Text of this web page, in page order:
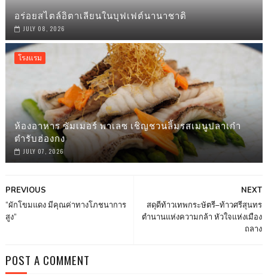
อร่อยสไตล์อิตาเลียนในบุฟเฟต์นานาชาติ
JULY 08, 2026
โรงแรม
ห้องอาหาร ซัมเมอร์ พาเลซ เชิญชวนลิ้มรสเมนูปลาเก๋า
ตำรับฮ่องกง
JULY 07, 2026
NEXT
สดุดีท้าวเทพกระษัตรี–ท้าวศรีสุนทร
ตำนานแห่งความกล้า หัวใจแห่งเมือง
ถลาง
PREVIOUS
“ผักโขมแดง มีคุณค่าทางโภชนาการ
สูง”
POST A COMMENT